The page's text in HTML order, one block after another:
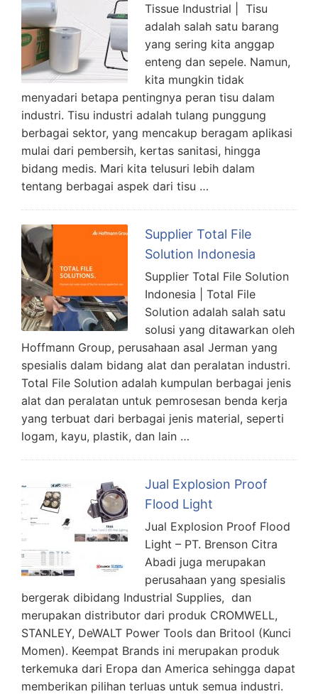
Tissue Industrial | Tisu
adalah salah satu barang
yang sering kita anggap
enteng dan sepele. Namun,
kita mungkin tidak
menyadari betapa pentingnya peran tisu dalam
industri. Tisu industri adalah tulang punggung
berbagai sektor, yang mencakup beragam aplikasi
mulai dari pembersih, kertas sanitasi, hingga
bidang medis. Mari kita telusuri lebih dalam
tentang berbagai aspek dari tisu …
Supplier Total File
Solution Indonesia
Supplier Total File Solution
Indonesia | Total File
Solution adalah salah satu
solusi yang ditawarkan oleh
Hoffmann Group, perusahaan asal Jerman yang
spesialis dalam bidang alat dan peralatan industri.
Total File Solution adalah kumpulan berbagai jenis
alat dan peralatan untuk pemrosesan benda kerja
yang terbuat dari berbagai jenis material, seperti
logam, kayu, plastik, dan lain …
Jual Explosion Proof
Flood Light
Jual Explosion Proof Flood
Light – PT. Brenson Citra
Abadi juga merupakan
perusahaan yang spesialis
bergerak dibidang Industrial Supplies, dan
merupakan distributor dari produk CROMWELL,
STANLEY, DeWALT Power Tools dan Britool (Kunci
Momen). Keempat Brands ini merupakan produk
terkemuka dari Eropa dan America sehingga dapat
memberikan pilihan terluas untuk semua industri.